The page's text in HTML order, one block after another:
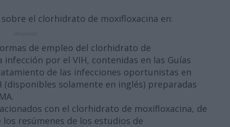
el clorhidrato de moxifloxacina en:
de empleo del clorhidrato de
por el VIH, contenidas en las Guías
de las infecciones oportunistas en
(disponibles solamente en inglés) preparadas
con el clorhidrato de moxifloxacina, de
resúmenes de los estudios de